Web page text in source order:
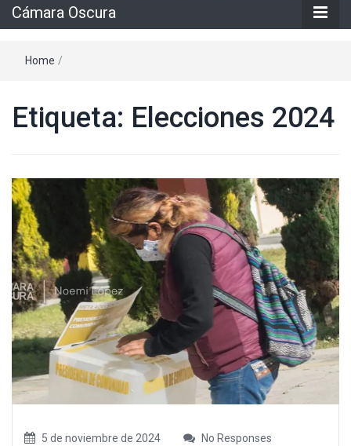
Cámara Oscura
Home /
Etiqueta: Elecciones 2024
5 de noviembre de 2024 No Responses